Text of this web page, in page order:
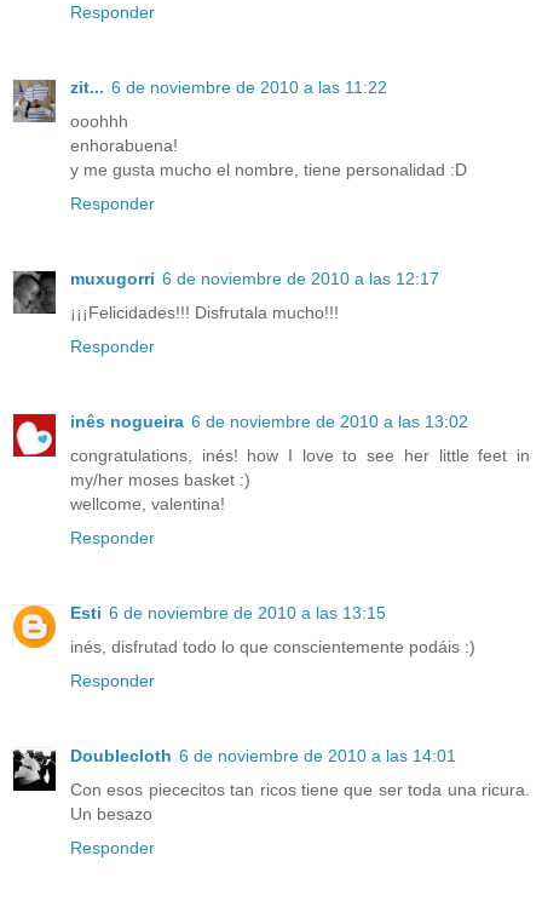
Responder
zit... 6 de noviembre de 2010 a las 11:22
ooohhh
enhorabuena!
y me gusta mucho el nombre, tiene personalidad :D
Responder
muxugorri 6 de noviembre de 2010 a las 12:17
¡¡¡Felicidades!!! Disfrutala mucho!!!
Responder
inês nogueira 6 de noviembre de 2010 a las 13:02
congratulations, inés! how I love to see her little feet in
my/her moses basket :)
wellcome, valentina!
Responder
Esti 6 de noviembre de 2010 a las 13:15
inés, disfrutad todo lo que conscientemente podáis :)
Responder
Doublecloth 6 de noviembre de 2010 a las 14:01
Con esos piececitos tan ricos tiene que ser toda una ricura.
Un besazo
Responder